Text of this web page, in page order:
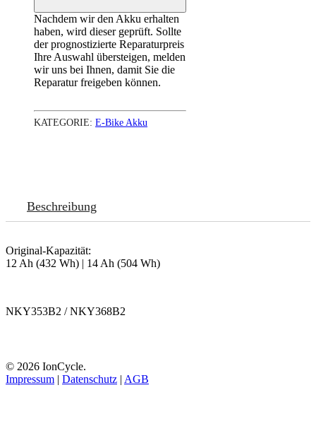
Nachdem wir den Akku erhalten
haben, wird dieser geprüft. Sollte
der prognostizierte Reparaturpreis
Ihre Auswahl übersteigen, melden
wir uns bei Ihnen, damit Sie die
Reparatur freigeben können.
KATEGORIE: E-Bike Akku
Beschreibung
Original-Kapazität:
12 Ah (432 Wh) | 14 Ah (504 Wh)
NKY353B2 / NKY368B2
© 2026 IonCycle.
Impressum | Datenschutz | AGB